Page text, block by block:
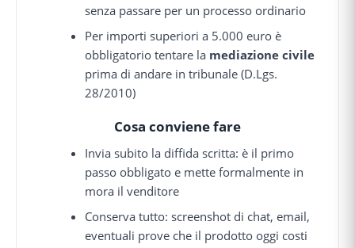
senza passare per un processo ordinario
Per importi superiori a 5.000 euro è
obbligatorio tentare la mediazione civile
prima di andare in tribunale (D.Lgs.
28/2010)
Cosa conviene fare
Invia subito la diffida scritta: è il primo
passo obbligato e mette formalmente in
mora il venditore
Conserva tutto: screenshot di chat, email,
eventuali prove che il prodotto oggi costi